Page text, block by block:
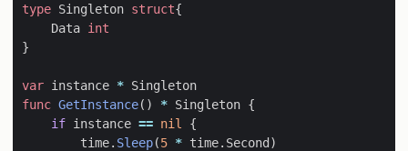
type Singleton struct{
Data int
}
var instance * Singleton
func GetInstance() * Singleton {
if instance == nil
{
time. Sleep(5 * time. Second)